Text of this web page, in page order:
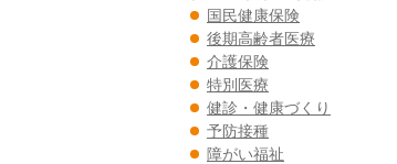
国民健康保険
後期高齢者医療
介護保険
特別医療
健診・健康づくり
予防接種
障がい福祉